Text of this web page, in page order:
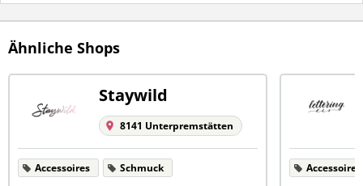
Ähnliche Shops
Staywild
8141 Unterpremstätten
Accessoires Schmuck Accessoires